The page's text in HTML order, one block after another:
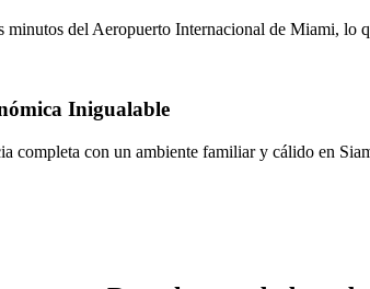
minutos del Aeropuerto Internacional de Miami, lo
Inigualable
completa con un ambiente familiar y cálido en